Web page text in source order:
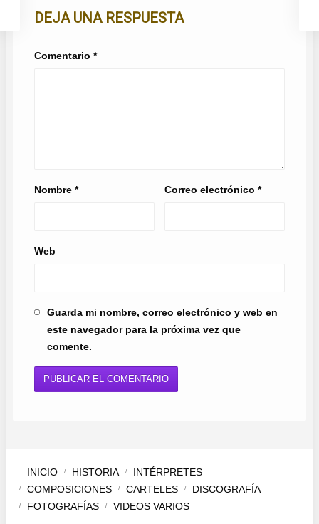
DEJA UNA RESPUESTA
Comentario *
Nombre * Correo electrónico*
Web
Guarda mi nombre, correo electrónico y web en
este navegador para la próxima vez que
comente.
INICIO HISTORIA
INTÉRPRETES
COMPOSICIONES
CARTELES
DISCOGRAFÍA
FOTOGRAFÍAS
VIDEOS VARIOS